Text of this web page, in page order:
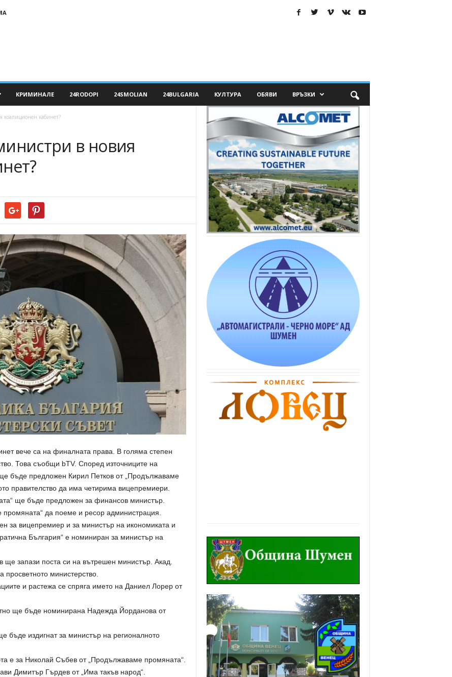
КРИМИНАЛЕ 24RODOPI 24SMOLIAN 24BULGARIA КУЛТУРА ОБЯВИ ВРЪЗКИ
коалиционен кабинет?
в новия
вече са на финалната права. В голяма степен
Това съобщи bTV. Според източниците на
бъде предложен Кирил Петков от „Продължаваме
правителство да има четирима вицепремиери.
ще бъде предложен за финансов министър.
да поеме и ресор администрация.
за вицепремиер и за министър на икономиката и
България“ е номиниран за министър на
запази поста си на вътрешен министър. Акад.
министерство.
и растежа се спряга името на Даниел Лорер от
ще бъде номинирана Надежда Йорданова от
бъде издигнат за министър на регионалното
е за Николай Събев от „Продължаваме промяната“.
Димитър Гърдев от „Има такъв народ“.